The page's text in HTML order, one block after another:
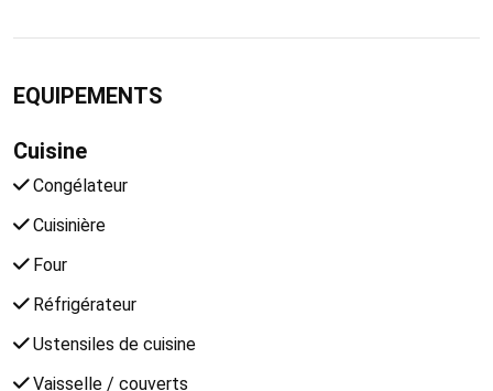
EQUIPEMENTS
Cuisine
Congélateur
Cuisinière
Four
Réfrigérateur
Ustensiles de cuisine
Vaisselle / couverts